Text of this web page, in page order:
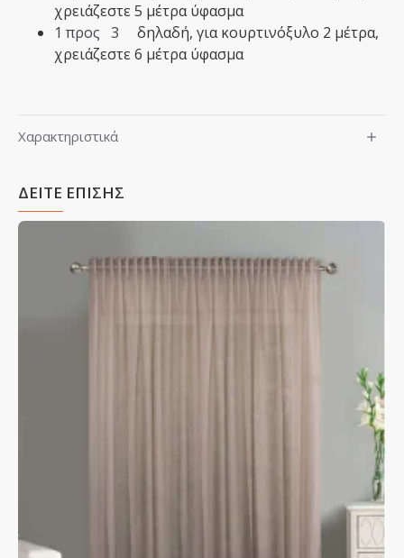
χρειάζεστε 5 μέτρα ύφασμα
1 προς 3 δηλαδή,​ για κουρτινόξυλο 2 μέτρα,
χρειάζεστε 6 μέτρα ύφασμα
Χαρακτηριστικά
ΔΕΙΤΕ ΕΠΙΣΗΣ